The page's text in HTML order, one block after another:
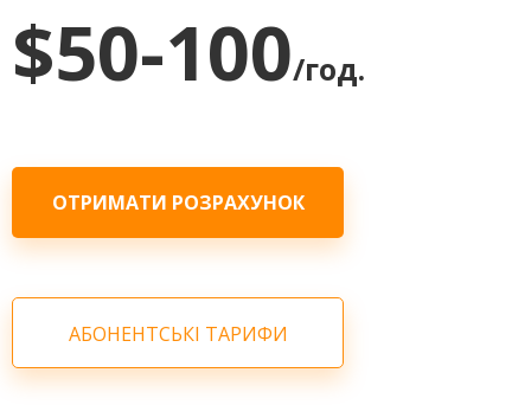
$50-100/год.
ОТРИМАТИ РОЗРАХУНОК
АБОНЕНТСЬКІ ТАРИФИ